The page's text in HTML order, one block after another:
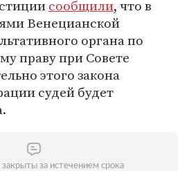
сообщили, что в
Венецианской
органа по
праву при Совете
этого закона
судей будет
за истечением срока